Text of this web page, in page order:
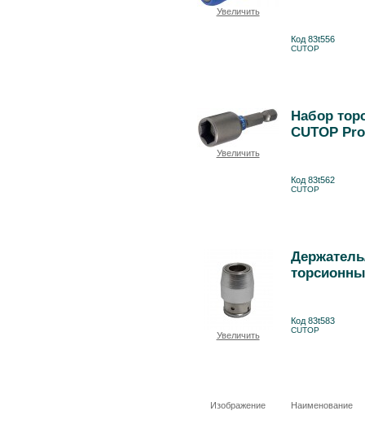
Увеличить
Код 83t556
CUTOP
Увеличить
Набор
CUTOP
Код 83t562
CUTOP
Увеличить
Код 83t583
CUTOP
Изображение Наименование